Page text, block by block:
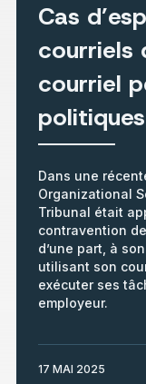
Cas
courriels
courriel
Dans une
Organizational
Tribunal était
contravention
d’une part, à
utilisant son
exécuter ses
employeur.
17 MAI 2025